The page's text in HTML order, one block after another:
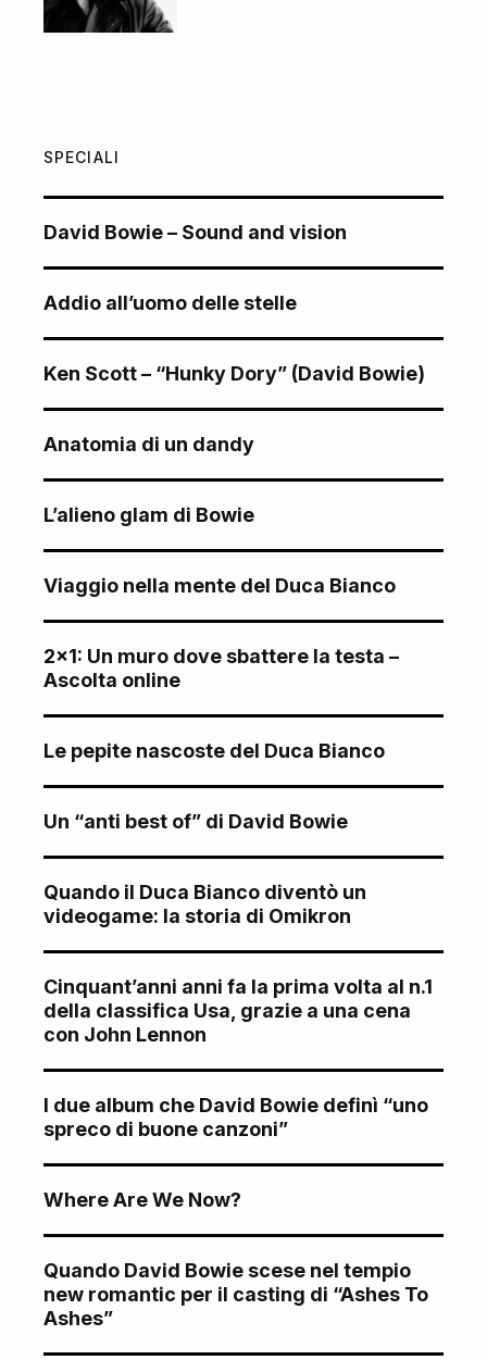
SPECIALI
David Bowie – Sound and vision
Addio all’uomo delle stelle
Ken Scott – “Hunky Dory” (David Bowie)
Anatomia di un dandy
L’alieno glam di Bowie
Viaggio nella mente del Duca Bianco
2×1: Un muro dove sbattere la testa –
Ascolta online
Le pepite nascoste del Duca Bianco
Un “anti best of” di David Bowie
Quando il Duca Bianco diventò un
videogame: la storia di Omikron
Cinquant’anni anni fa la prima volta al n.1
della classifica Usa, grazie a una cena
con John Lennon
I due album che David Bowie definì “uno
spreco di buone canzoni”
Where Are We Now?
Quando David Bowie scese nel tempio
new romantic per il casting di “Ashes To
Ashes”